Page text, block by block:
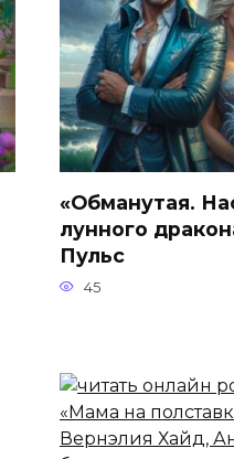
«Обманутая.
лунного
Пульс
45